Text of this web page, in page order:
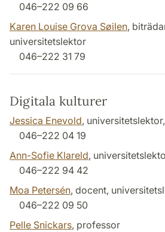
046–222 09 66
Karen Louise Grova Søilen,
universitetslektor
046–222 31 79
Digitala kulturer
Jessica Enevold,
046–222 04 19
Ann-Sofie Klareld,
046–222 94 42
Moa Petersén, docent,
046–222 09 50
Pelle Snickars, professor